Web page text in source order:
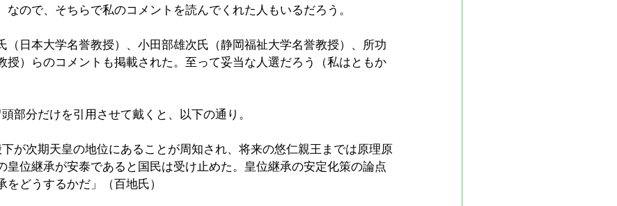
なので、そちらで私のコメントを読んでくれた人もいるだろう。
（日本大学名誉教授）、小田部雄次氏（静岡福祉大学名誉教授）、所功
授）らのコメントも掲載された。至って妥当な人選だろう（私はともか
部分だけを引用させて戴くと、以下の通り。
が次期天皇の地位にあることが周知され、将来の悠仁親王までは原理原
皇位継承が安泰であると国民は受け止めた。皇位継承の安定化策の論点
どうするかだ」（百地氏）